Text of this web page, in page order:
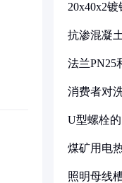
20x40x2
抗渗混凝
法兰PN25
消费者对
U型螺栓
煤矿用电
照明母线